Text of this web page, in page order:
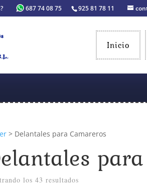
687 74 08 75 925 81 78 11
Inicio
> Delantales para Camareros
los 43 resultados